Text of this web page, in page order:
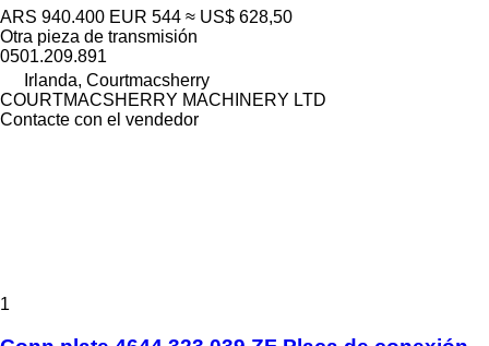
ARS 940.400 EUR 544 ≈ US$ 628,50
Otra pieza de transmisión
0501.209.891
Irlanda, Courtmacsherry
COURTMACSHERRY MACHINERY LTD
Contacte con el vendedor
1